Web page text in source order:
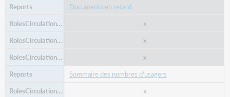
Documents en retard
x
x
x
Sommaire des nombres d'usagers
x